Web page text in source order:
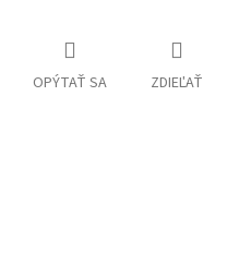
OPÝTAŤ SA ZDIEĽAŤ